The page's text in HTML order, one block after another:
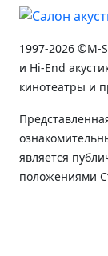
1997-2026 ©M-
и Hi-End
кинотеатры и
является
положениями